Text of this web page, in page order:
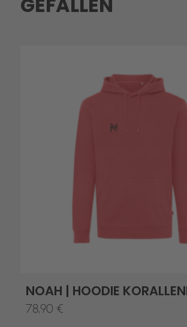
NOAH | HOODIE
78,90 €